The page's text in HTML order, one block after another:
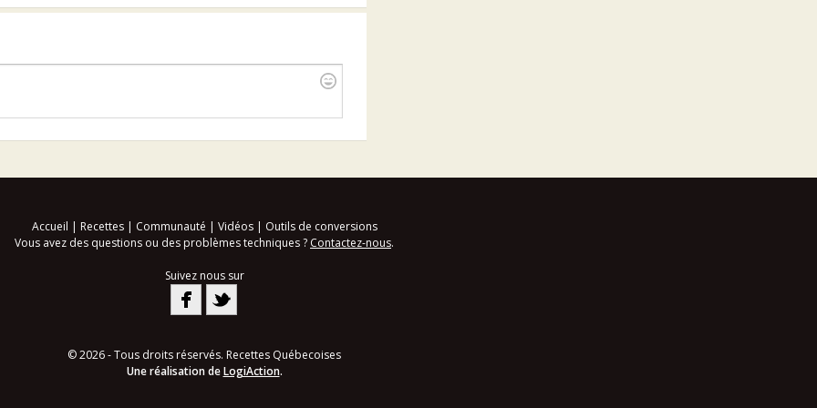
Accueil | Recettes| Communauté | Vidéos| Outils de conversions
Vous avez des questions ou des problèmes techniques ? Contactez-nous.
Suivez nous sur
© 2026 - Tous droits réservés. Recettes Québecoises
Une réalisation deLogiAction.